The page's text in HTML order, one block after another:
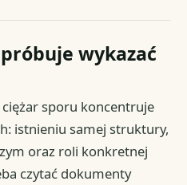
wykazać
sporu koncentruje
istnieniu samej struktury,
oraz roli konkretnej
czytać dokumenty